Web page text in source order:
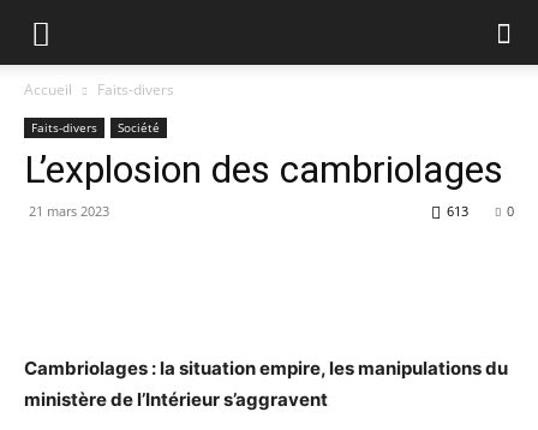
Accueil Faits-divers
Faits-divers Société
L’explosion des cambriolages
21 mars 2023 0
613
Cambriolages : la situation empire, les manipulations du
ministère de l’Intérieur s’aggravent